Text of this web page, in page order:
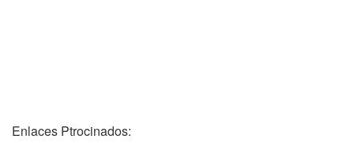
Enlaces Ptrocinados: